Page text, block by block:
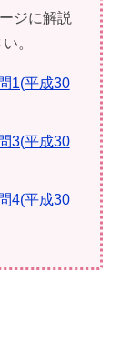
ジに解説
。
1(平成30
3(平成30
4(平成30